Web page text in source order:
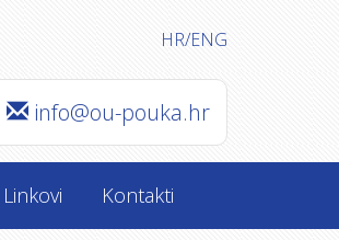
HR/ENG
info@ou-pouka.hr
Linkovi Kontakti